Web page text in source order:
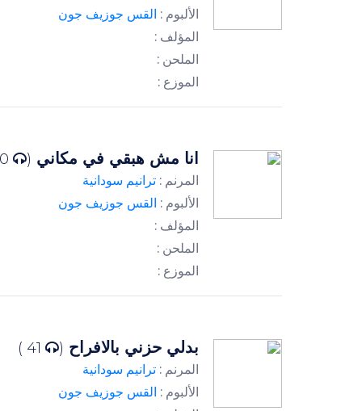
الألبوم : القس جوزيف جون
المؤلف :
الملحن :
الموزع :
انا مش هبقي في مكاني (
المرنم : ترانيم سودانية
الألبوم : القس جوزيف جون
المؤلف :
الملحن :
الموزع :
بدلي حزني بالافراح (
المرنم : ترانيم سودانية
الألبوم : القس جوزيف جون